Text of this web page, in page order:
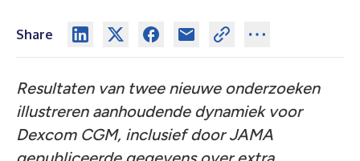
Share
Resultaten van twee nieuwe onderzoeken
illustreren aanhoudende dynamiek voor
Dexcom CGM, inclusief door JAMA